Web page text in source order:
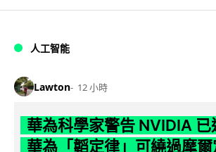
人工智能
Lawton 12 小時
華為科學家警告 NVIDIA 已
華為「韜定律」可繞過摩